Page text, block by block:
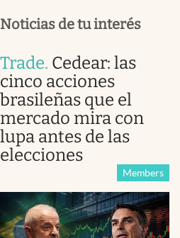
Noticias de tu interés
Trade. Cedear: las
cinco acciones
brasileñas que el
mercado mira con
lupa antes de las
elecciones
Members